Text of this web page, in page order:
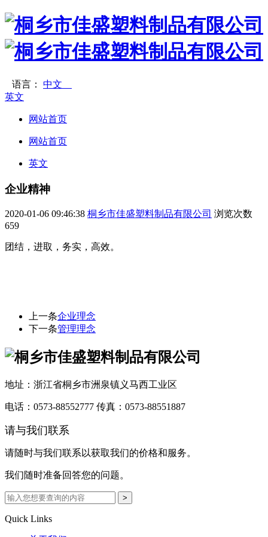
语言：
中文
英文
网站首页
网站首页
英文
企业精神
2020-01-06 09:46:38 桐乡市佳盛塑料制品有限公司 浏览次数
659
团结，进取，务实，高效。
上一条企业理念
下一条管理理念
地址：浙江省桐乡市洲泉镇义马西工业区
电话：0573-88552777 传真：0573-88551887
请与我们联系
请随时与我们联系以获取我们的价格和服务。
我们随时准备回答您的问题。
Quick Links